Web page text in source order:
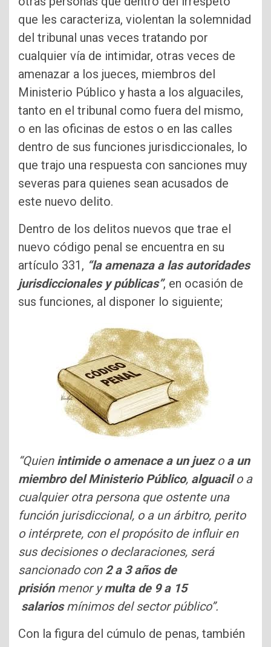
que les caracteriza, violentan la solemnidad
del tribunal unas veces tratando por
cualquier vía de intimidar, otras veces de
amenazar a los jueces, miembros del
Ministerio Público y hasta a los alguaciles,
tanto en el tribunal como fuera del mismo,
o en las oficinas de estos o en las calles
dentro de sus funciones jurisdiccionales, lo
que trajo una respuesta con sanciones muy
severas para quienes sean acusados de
este nuevo delito.
Dentro de los delitos nuevos que trae el
nuevo código penal se encuentra en su
artículo 331, “la amenaza a las autoridades
jurisdiccionales y públicas”, en ocasión de
sus funciones, al disponer lo siguiente;
“Quien intimide o amenace a un juezo a un
miembro del Ministerio Público, alguacilo a
cualquier otra persona que ostente una
función jurisdiccional, o a un árbitro, perito
o intérprete, con el propósito de influir en
sus decisiones o declaraciones, será
sancionado con 2 a 3 años de
prisiónmenor ymulta de 9 a 15
salariosmínimos del sector público”.
Con la figura del cúmulo de penas, también